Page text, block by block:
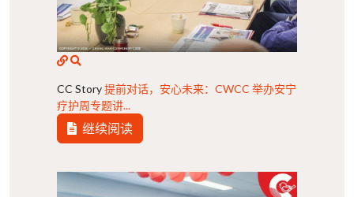
CC Story提前对话，安心未来：CWCC 举办安宁
疗护周专题讲...
继续阅读